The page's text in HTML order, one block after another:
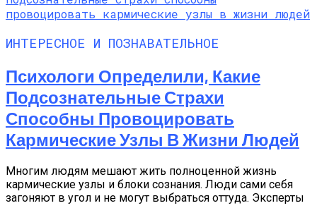
ИНТЕРЕСНОЕ И ПОЗНАВАТЕЛЬНОЕ
Психологи Определили, Какие
Подсознательные Страхи
Способны Провоцировать
Кармические Узлы В Жизни Людей
Многим людям мешают жить полноценной жизнь
кармические узлы и блоки сознания. Люди сами себя
загоняют в угол и не могут выбраться оттуда. Эксперты